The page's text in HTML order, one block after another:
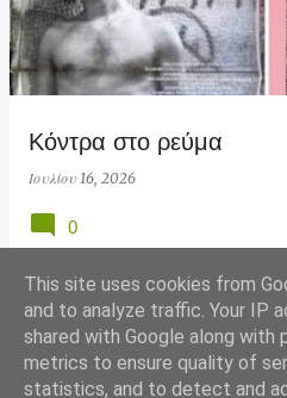
Κόντρα στο ρεύμα
Ιουλίου 16, 2026
0
ΠΕΡΙΣΣΌΤΕΡΕΣ
This site uses cookies from
and to analyze traffic. Your IP
shared with Google along with
metrics to ensure quality of
statistics, and to detect and